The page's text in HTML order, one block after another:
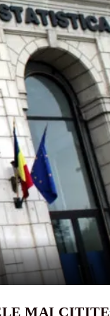
MAI CITITE